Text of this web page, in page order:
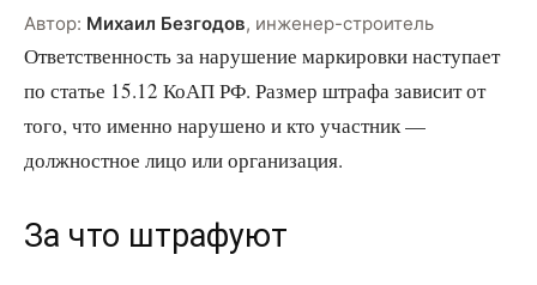
Автор: Михаил Безгодов, инженер-строитель
Ответственность за нарушение маркировки наступает
по статье 15.12 КоАП РФ. Размер штрафа зависит от
того, что именно нарушено и кто участник —
должностное лицо или организация.
За что штрафуют